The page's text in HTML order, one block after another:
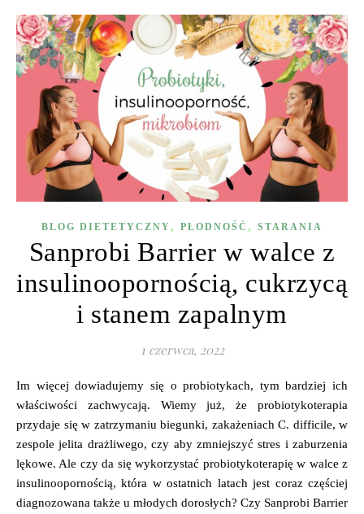
BLOG DIETETYCZNY , PŁODNOŚĆ , STARANIA
Sanprobi Barrier w walce z
insulinoopornością, cukrzycą
i stanem zapalnym
1 czerwca, 2022
Im więcej dowiadujemy się o probiotykach, tym bardziej ich
właściwości zachwycają. Wiemy już, że probiotykoterapia
przydaje się w zatrzymaniu biegunki, zakażeniach C. difficile, w
zespole jelita drażliwego, czy aby zmniejszyć stres i zaburzenia
lękowe. Ale czy da się wykorzystać probiotykoterapię w walce z
insulinoopornością, która w ostatnich latach jest coraz częściej
diagnozowana także u młodych dorosłych? Czy Sanprobi Barrier